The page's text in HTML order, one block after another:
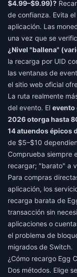
$4.99–$9.99)?
de confianza. Evita
aplicación. Las
una vez que se
¿Nivel "ballena"
la recarga por UID
las ventanas de
el sitio web oficial
La ruta realmente
del evento. El evento
2026 otorga hasta
14 atuendos épicos
de $5–$10
Comprueba siempre
recargar; "barato" a
Para compras
aplicación, los
recarga barata de
transacción sin
aplicaciones o
el problema de
migrados de Switch.
¿Cómo recargo Egg
Dos métodos. Elige